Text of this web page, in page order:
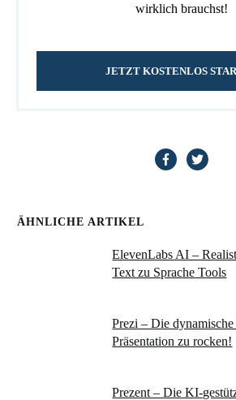
wirklich brauchst!
JETZT KOSTENLOS
ÄHNLICHE ARTIKEL
ElevenLabs AI –
Text zu Sprache Tools
Prezi – Die
Präsentation zu rocken!
Prezent – Die KI-